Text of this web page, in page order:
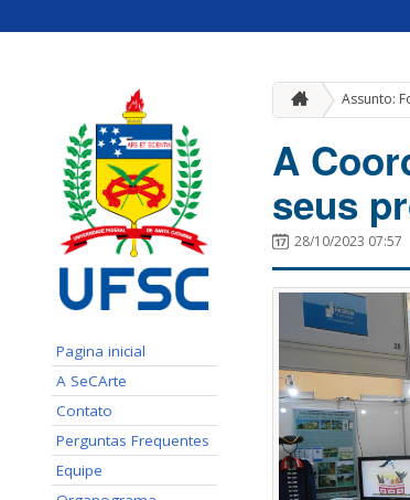
Pagina inicial
A SeCArte
Contato
Perguntas Frequentes
Equipe
Assunto:
A
seus
28/10/2023 07:57